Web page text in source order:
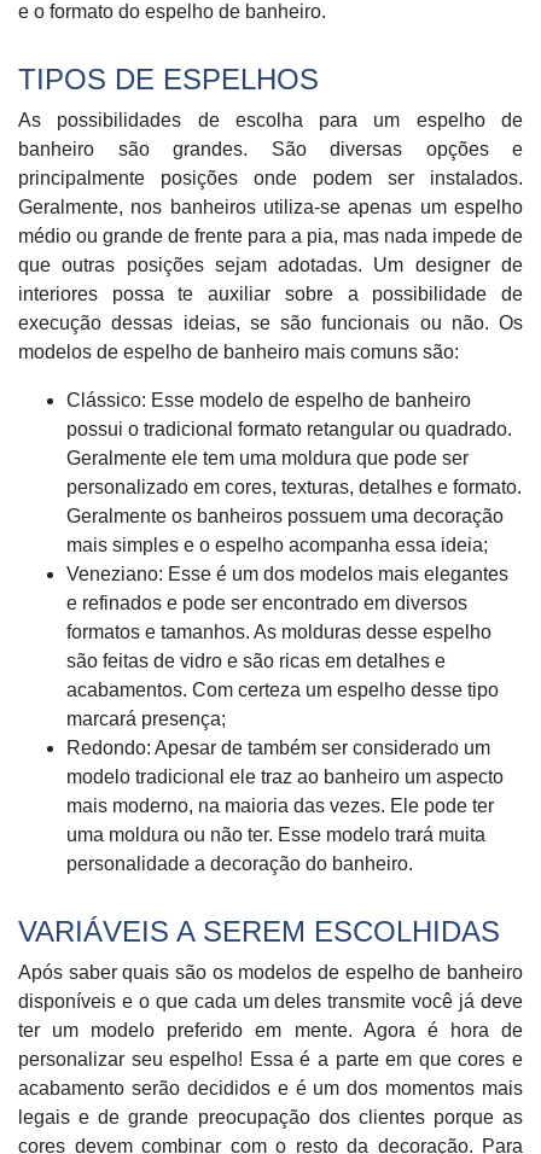
e o formato do espelho de banheiro.
TIPOS DE ESPELHOS
As possibilidades de escolha para um espelho de
banheiro são grandes. São diversas opções e
principalmente posições onde podem ser instalados.
Geralmente, nos banheiros utiliza-se apenas um espelho
médio ou grande de frente para a pia, mas nada impede de
que outras posições sejam adotadas. Um designer de
interiores possa te auxiliar sobre a possibilidade de
execução dessas ideias, se são funcionais ou não. Os
modelos de espelho de banheiro mais comuns são:
Clássico: Esse modelo de espelho de banheiro
possui o tradicional formato retangular ou quadrado.
Geralmente ele tem uma moldura que pode ser
personalizado em cores, texturas, detalhes e formato.
Geralmente os banheiros possuem uma decoração
mais simples e o espelho acompanha essa ideia;
Veneziano: Esse é um dos modelos mais elegantes
e refinados e pode ser encontrado em diversos
formatos e tamanhos. As molduras desse espelho
são feitas de vidro e são ricas em detalhes e
acabamentos. Com certeza um espelho desse tipo
marcará presença;
Redondo: Apesar de também ser considerado um
modelo tradicional ele traz ao banheiro um aspecto
mais moderno, na maioria das vezes. Ele pode ter
uma moldura ou não ter. Esse modelo trará muita
personalidade a decoração do banheiro.
VARIÁVEIS A SEREM ESCOLHIDAS
Após saber quais são os modelos de espelho de banheiro
disponíveis e o que cada um deles transmite você já deve
ter um modelo preferido em mente. Agora é hora de
personalizar seu espelho! Essa é a parte em que cores e
acabamento serão decididos e é um dos momentos mais
legais e de grande preocupação dos clientes porque as
cores devem combinar com o resto da decoração. Para